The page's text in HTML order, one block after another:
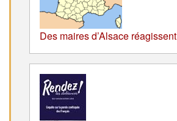
Des maires d’Alsace réagissent